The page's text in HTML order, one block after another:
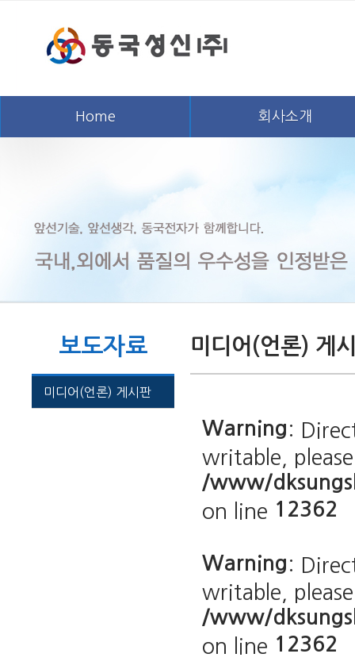
Home 회사소개
보도자료
미디어(언론) 게시판
미디어(언론) 게
Warning:
writable,
/www/
on line 12362
Warning:
writable,
/www/
on line 12362